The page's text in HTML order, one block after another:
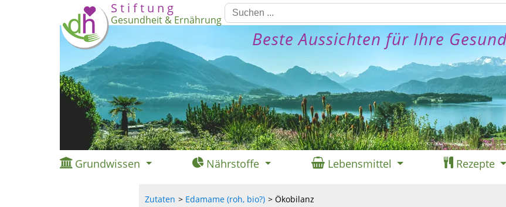
S t i f t u n g
Gesundheit & Ernährung
Beste Aussichten für Ihre
Grundwissen Nährstoffe Lebensmittel Rezepte
Zutaten Edamame (roh, bio?) Ökobilanz